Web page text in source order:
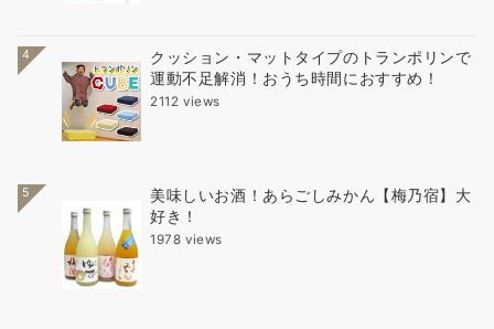
4
クッション・マットタイプのトランポリンで
運動不足解消！おうち時間におすすめ！
2112 views
5
美味しいお酒！あらごしみかん【梅乃宿】大
好き！
1978 views